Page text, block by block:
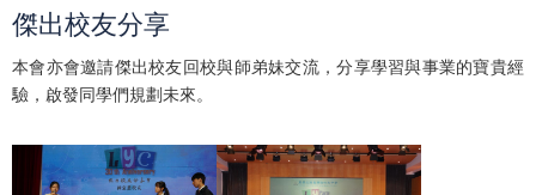
傑出校友分享
本會亦會邀請傑出校友回校與師弟妹交流，分享學習與事業的寶貴經
驗，啟發同學們規劃未來。